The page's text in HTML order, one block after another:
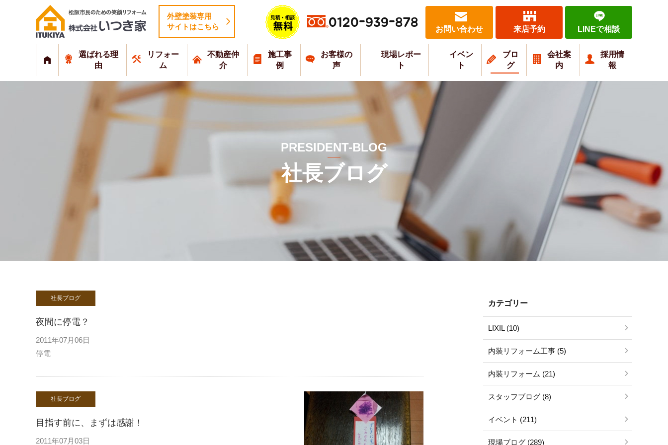
外壁塗装専用
サイトはこちら
0120-939-878 お問い合わせ 来店予約 LINEで相談
選ばれる理
由
リフォー
ム
不動産仲
介
施工事
例
お客様の
声
現場レポー
ト
イベン
ト
ブロ
グ
会社案
内
採用情
報
PRESIDENT-BLOG
社長ブログ
社長ブログ
夜間に停電？
2011年07月06日
停電
社長ブログ
目指す前に、まずは感謝！
2011年07月03日
カテゴリー
LIXIL (10)
内装リフォーム工事 (5)
内装リフォーム (21)
スタッフブログ (8)
イベント (211)
現場ブログ (289)